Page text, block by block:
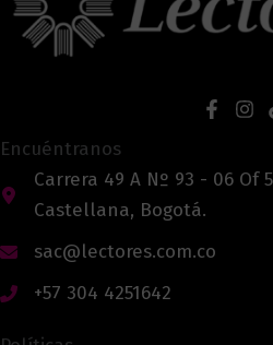
Encuéntranos
Carrera 49 A Nº 93 - 06 Of
Castellana, Bogotá.
sac@lectores.com.co
+57 304 4251642